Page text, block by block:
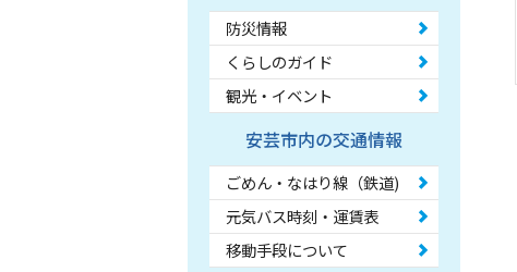
防災情報
くらしのガイド
観光・イベント
安芸市内の交通情報
ごめん・なはり線（鉄道)
元気バス時刻・運賃表
移動手段について